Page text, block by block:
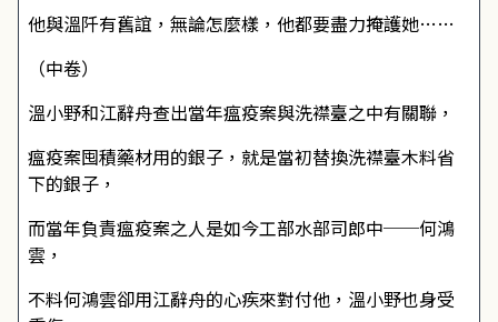
他與溫阡有舊誼，無論怎麼樣，他都要盡力掩護她……
（中卷）
溫小野和江辭舟查出當年瘟疫案與洗襟臺之中有關聯，
瘟疫案囤積藥材用的銀子，就是當初替換洗襟臺木料省
下的銀子，
而當年負責瘟疫案之人是如今工部水部司郎中──何鴻
雲，
不料何鴻雲卻用江辭舟的心疾來對付他，溫小野也身受